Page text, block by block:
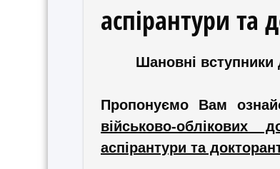
аспірантури та
Шановні вступники
Пропонуємо Вам
військово-
аспірантури та